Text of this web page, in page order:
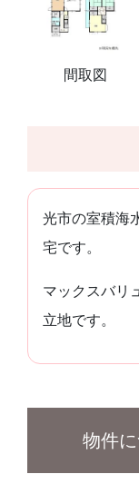
間取図
光市の室積海
宅です。
マックスバリ
立地です。
物件